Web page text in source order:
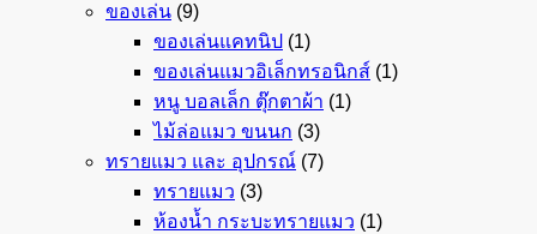
ของเล่น (9)
ของเล่นแคทนิป (1)
ของเล่นแมวอิเล็กทรอนิกส์ (1)
หนู บอลเล็ก ตุ๊กตาผ้า (1)
ไม้ล่อแมว ขนนก (3)
ทรายแมว และ อุปกรณ์ (7)
ทรายแมว (3)
ห้องน้ำ กระบะทรายแมว (1)